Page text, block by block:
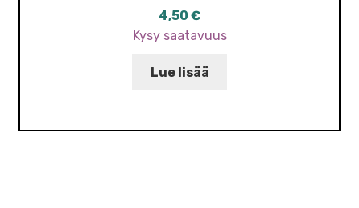
4,50 €
Kysy saatavuus
Lue lisää